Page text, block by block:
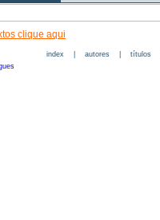
clique aqui
index| autores| títulos